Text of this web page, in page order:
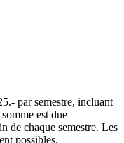
par semestre, incluant
est due
de chaque semestre. Les
possibles.